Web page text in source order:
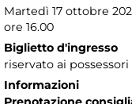
Martedì 17 ottobre
ore 16.00
Biglietto d'ingresso
riservato ai
Informazioni